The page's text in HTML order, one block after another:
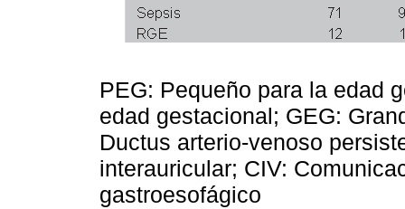
PEG: Pequeño para la edad
edad gestacional; GEG:
Ductus arterio-venoso
interauricular; CIV:
gastroesofágico